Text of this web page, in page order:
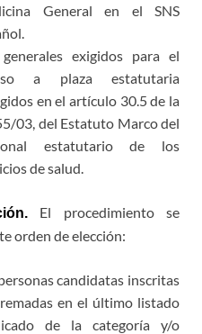
General en el SNS
exigidos para el
a plaza estatutaria
en el artículo 30.5 de la
03, del Estatuto Marco del
estatutario de los
de salud.
El procedimiento se
orden de elección:
candidatas inscritas
en el último listado
de la categoría y/o